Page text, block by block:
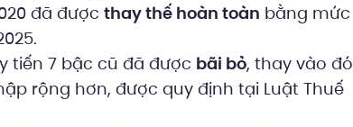
đã được thay thế hoàn toàn bằng mức
tiến 7 bậc cũ đã được bãi bỏ, thay vào đó
rộng hơn, được quy định tại Luật Thuế